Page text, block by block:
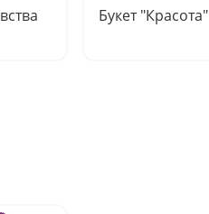
Букет "Красота"